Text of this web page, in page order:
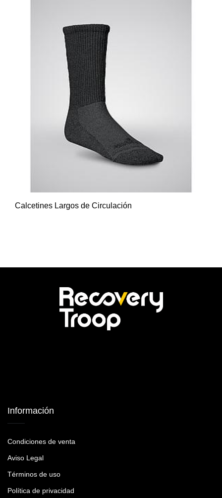
Calcetines Largos de Circulación
Información
Condiciones de venta
Aviso Legal
Términos de uso
Política de privacidad